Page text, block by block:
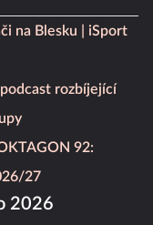
na Blesku
iSport
rozbíjející
92:
27
2026